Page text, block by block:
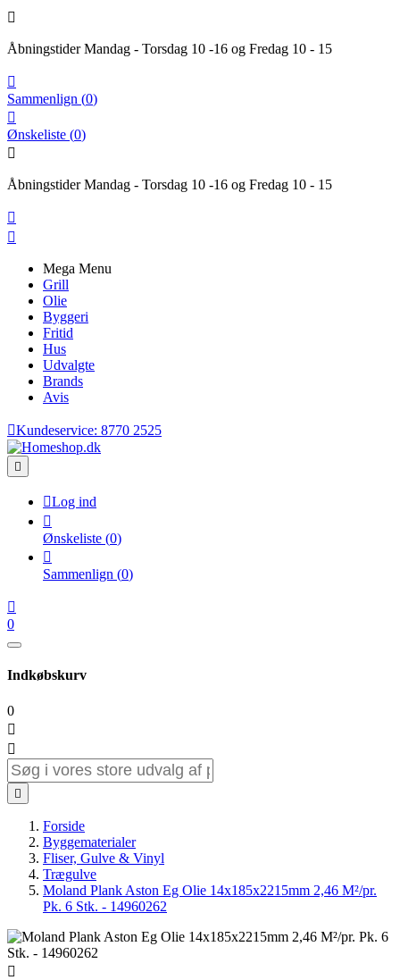

Åbningstider Mandag - Torsdag 10 -16 og Fredag 10 - 15

Sammenlign (0)

Ønskeliste (0)

Åbningstider Mandag - Torsdag 10 -16 og Fredag 10 - 15


Mega Menu
Grill
Olie
Byggeri
Fritid
Hus
Udvalgte
Brands
Avis
Kundeservice: 8770 2525

Log ind

Ønskeliste (0)

Sammenlign (0)

0
Indkøbskurv
0



Forside
Byggematerialer
Fliser, Gulve & Vinyl
Trægulve
Moland Plank Aston Eg Olie 14x185x2215mm 2,46 M²/pr.
Pk. 6 Stk. - 14960262
